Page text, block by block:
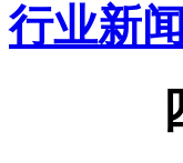
行业新闻